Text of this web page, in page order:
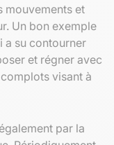
mouvements et
Un bon exemple
a su contourner
et régner avec
visant à
par la